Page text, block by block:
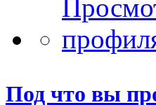
Под что вы